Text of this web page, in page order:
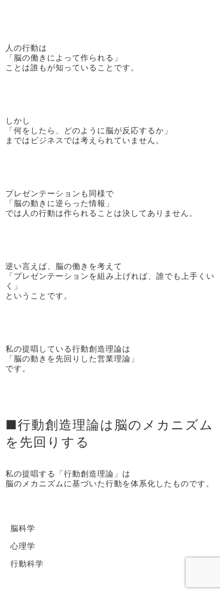
人の行動は
「脳の働きによって作られる」
ことは誰もが知っていることです。
しかし
「何をしたら、どのように脳が反応するか」
まではビジネスでは考えられていません。
プレゼンテーションも同様で
「脳の動きに逆らった情報」
では人の行動は作られることは決してありません。
逆い言えば、脳の働きを考えて
「プレゼンテーションを組み上げれば、誰でも上手くい
く」
ということです。
私の提唱している行動創造理論は
「脳の動きを先回りした営業理論」
です。
■行動創造理論は脳のメカニズム
を先回りする
私の提唱する「行動創造理論」は
脳のメカニズムに基づいた行動を体系化したものです。
脳科学
心理学
行動科学